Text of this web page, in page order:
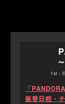
1st：
「
振替日程・